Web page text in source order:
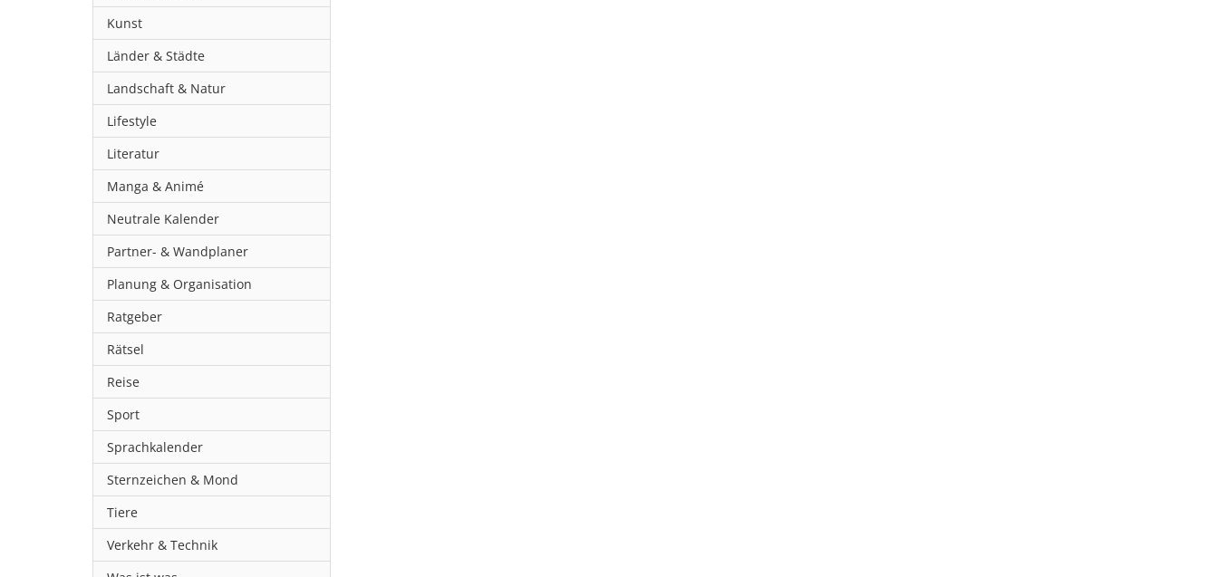
Kunst
Länder & Städte
Landschaft & Natur
Lifestyle
Literatur
Manga & Animé
Neutrale Kalender
Partner- & Wandplaner
Planung & Organisation
Ratgeber
Rätsel
Reise
Sport
Sprachkalender
Sternzeichen & Mond
Tiere
Verkehr & Technik